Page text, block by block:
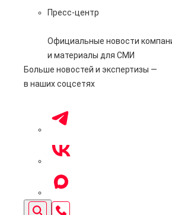
Пресс-центр
Официальные новости
и материалы для СМИ
Больше новостей и экспертизы —
в наших соцсетях